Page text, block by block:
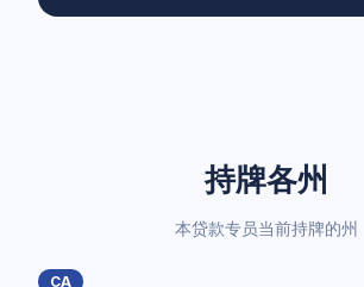
持牌各州
本贷款专员当前持牌的州
CA